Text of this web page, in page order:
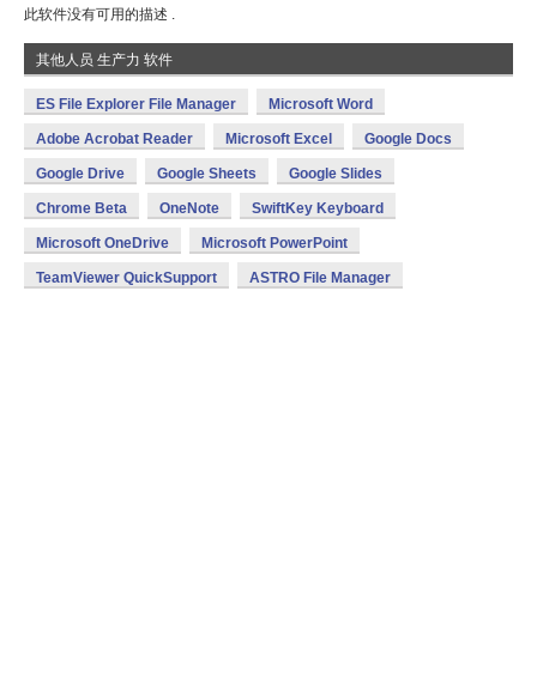
此软件没有可用的描述 .
其他人员 生产力 软件
ES File Explorer File Manager Microsoft Word
Adobe Acrobat Reader Microsoft Excel Google Docs
Google Drive Google Sheets Google Slides
Chrome Beta OneNote SwiftKey Keyboard
Microsoft OneDrive Microsoft PowerPoint
TeamViewer QuickSupport ASTRO File Manager